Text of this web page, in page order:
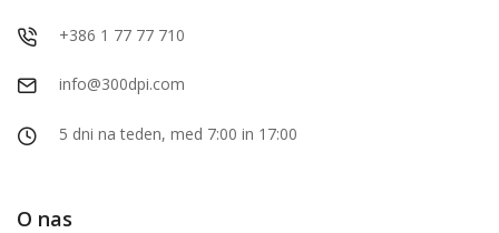
+386 1 77 77 710
info@300dpi.com
5 dni na teden, med 7:00 in 17:00
O nas